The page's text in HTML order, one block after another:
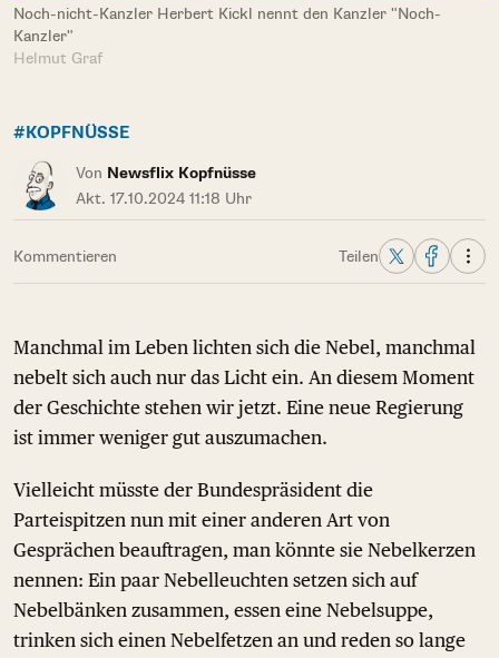
Noch-nicht-Kanzler Herbert Kickl nennt den Kanzler "Noch-
Kanzler"
Helmut Graf
#KOPFNÜSSE
Von Newsflix Kopfnüsse
Akt. 17.10.2024 11:18 Uhr
Kommentieren Teilen
Manchmal im Leben lichten sich die Nebel, manchmal
nebelt sich auch nur das Licht ein. An diesem Moment
der Geschichte stehen wir jetzt. Eine neue Regierung
ist immer weniger gut auszumachen.
Vielleicht müsste der Bundespräsident die
Parteispitzen nun mit einer anderen Art von
Gesprächen beauftragen, man könnte sie Nebelkerzen
nennen: Ein paar Nebelleuchten setzen sich auf
Nebelbänken zusammen, essen eine Nebelsuppe,
trinken sich einen Nebelfetzen an und reden so lange